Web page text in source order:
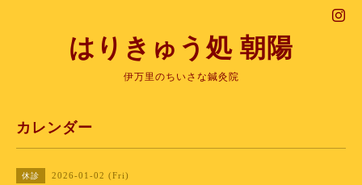
はりきゅう処 朝陽
伊万里のちいさな鍼灸院
カレンダー
休診 2026-01-02 (Fri)